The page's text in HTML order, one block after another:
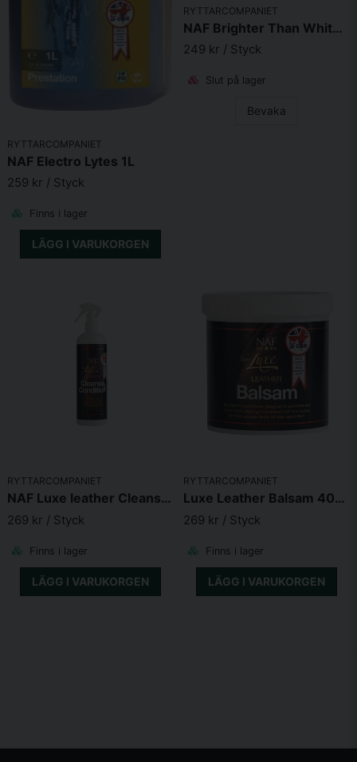
RYTTARCOMPANIET
NAF Electro Lytes 1L
259 kr / Styck
Finns i lager
LÄGG I VARUKORGEN
RYTTARCOMPANIET
NAF Brighter Than White 600g
249 kr / Styck
Slut på lager
Bevaka
RYTTARCOMPANIET
NAF Luxe leather Cleanse & Condition 500ml
269 kr / Styck
Finns i lager
LÄGG I VARUKORGEN
RYTTARCOMPANIET
Luxe Leather Balsam 400g
269 kr / Styck
Finns i lager
LÄGG I VARUKORGEN